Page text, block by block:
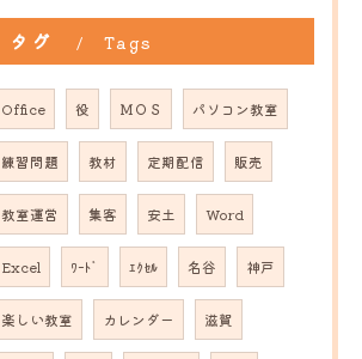
タグ Tags
Office 役 ＭＯＳ パソコン教室
練習問題 教材 定期配信 販売
教室運営 集客 安土 Word
Excel ﾜｰﾄﾞ ｴｸｾﾙ 名谷 神戸
楽しい教室 カレンダー 滋賀